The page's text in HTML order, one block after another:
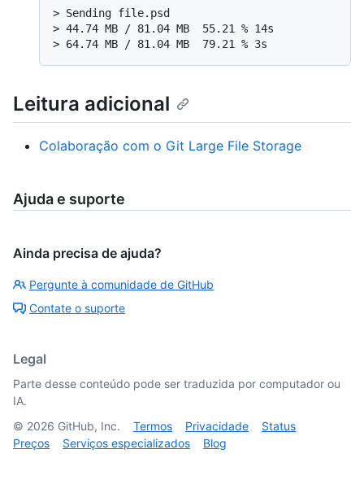
> Sending file.psd
> 44.74 MB / 81.04 MB  55.21 % 14s
> 64.74 MB / 81.04 MB  79.21 % 3s
Leitura adicional
Colaboração com o Git Large File Storage
Ajuda e suporte
Ainda precisa de ajuda?
Pergunte à comunidade de GitHub
Contate o suporte
Legal
Parte desse conteúdo pode ser traduzida por computador ou
IA.
© 2026 GitHub, Inc. Termos Privacidade
Status
Preços
Serviços especializados Blog